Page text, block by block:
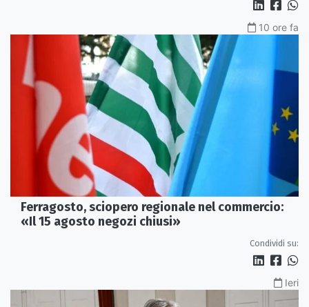
10 ore fa
Ferragosto, sciopero regionale nel commercio:
«Il 15 agosto negozi chiusi»
Condividi su:
Ieri